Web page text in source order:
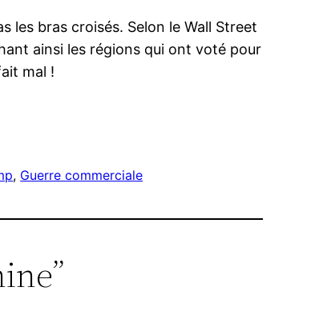
les bras croisés. Selon le Wall Street
ainsi les régions qui ont voté pour
mal !
, Guerre commerciale